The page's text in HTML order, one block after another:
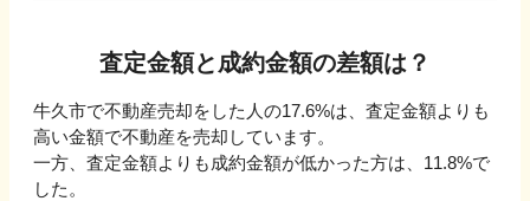
査定金額と成約金額の差額は？
牛久市で不動産売却をした人の17.6%は、査定金額よりも
高い金額で不動産を売却しています。
一方、査定金額よりも成約金額が低かった方は、 11.8%で
した。